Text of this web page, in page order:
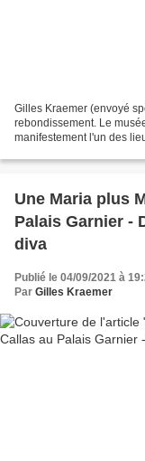
Gilles Kraemer (envoyé
rebondissement. Le
manifestement l'un des
Une Maria plus
Palais Garnier -
diva
Publié le 04/09/2021 à
Par Gilles Kraemer